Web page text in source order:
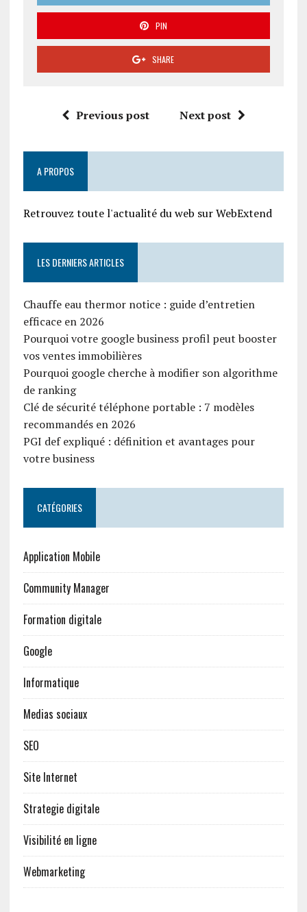
PIN
SHARE
Previous post Next post
A PROPOS
Retrouvez toute l'actualité du web sur WebExtend
LES DERNIERS ARTICLES
Chauffe eau thermor notice : guide d’entretien
efficace en 2026
Pourquoi votre google business profil peut booster
vos ventes immobilières
Pourquoi google cherche à modifier son algorithme
de ranking
Clé de sécurité téléphone portable : 7 modèles
recommandés en 2026
PGI def expliqué : définition et avantages pour
votre business
CATÉGORIES
Application Mobile
Community Manager
Formation digitale
Google
Informatique
Medias sociaux
SEO
Site Internet
Strategie digitale
Visibilité en ligne
Webmarketing